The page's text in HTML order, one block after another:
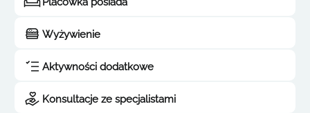
Wyżywienie
Aktywności dodatkowe
Konsultacje ze specjalistami